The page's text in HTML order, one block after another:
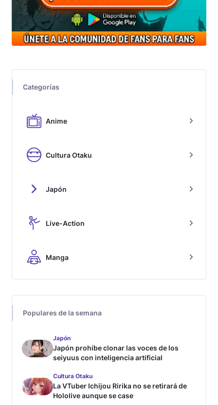
Categorías
Anime
Cultura Otaku
Japón
Live-Action
Manga
Populares de la semana
Japón
Japón prohíbe clonar las voces de los
seiyuus con inteligencia artificial
Cultura Otaku
La VTuber Ichijou Ririka no se retirará de
Hololive aunque se case